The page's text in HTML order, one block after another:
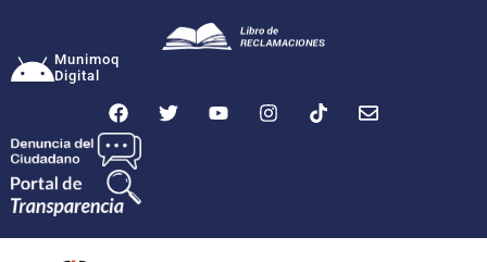
Munimoq
Digital